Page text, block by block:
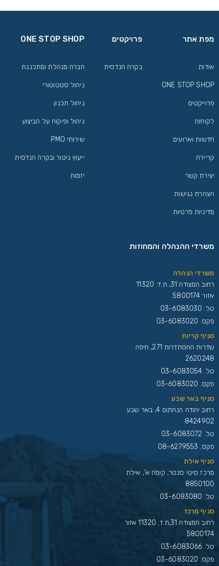
מפת אתר
אודות
ONE STOP SHOP
פרוייקטים
לקוחות
חדשות וארועים
קריירה
יצירת קשר
הצהרת נגישות
מדיניות פרטיות
פרויקטים
בקרה הנדסית
ONE STOP SHOP
חברה מנהלת ומתכננת
ניהול סטטוטורי
ניהול תכנון
ניהול ופיקוח על הביצוע
שירותי PMO
ייעוץ ניטור ובקרה הנדסית
יזמות
משרדי ההנהלה והמחוזות
משרדי הנהלה
רחוב המצודה 31, ת.ד. 11320
אזור 5800174
טל. 03-6083030
פקס. 03-6083020
סניף קריות
שדרות ההסתדרות 271, חיפה
2620248
טל. 03-6083054
פקס. 03-6083020
סניף באר שבע
רחוב יהודה הנחתום 4, באר שבע
8424902
טל. 03-6083072
פקס. 08-6279553
סניף אילת
מרכז סיטי סנטר, קומה א', אילת
8850100
טל. 03-6083080
סניף מרכז
רחוב המצודה 31,ת.ד. 11320 אזור
5800174
טל. 03-6083066
פקס. 03-6083020